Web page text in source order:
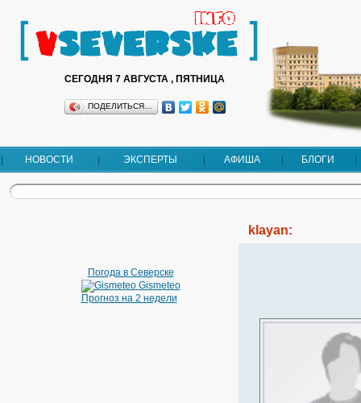
СЕГОДНЯ 7 АВГУСТА , ПЯТНИЦА
ПОДЕЛИТЬСЯ…
НОВОСТИ ЭКСПЕРТЫ АФИША БЛОГИ
Погода в Северске
Gismeteo
Прогноз на 2 недели
klayan: